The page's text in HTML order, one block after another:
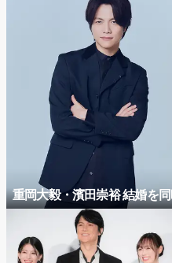
重岡大毅・濱田崇裕 結婚を